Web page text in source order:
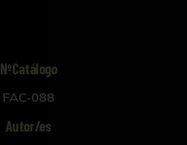
NºCatálogo
FAC-088
Autor/es